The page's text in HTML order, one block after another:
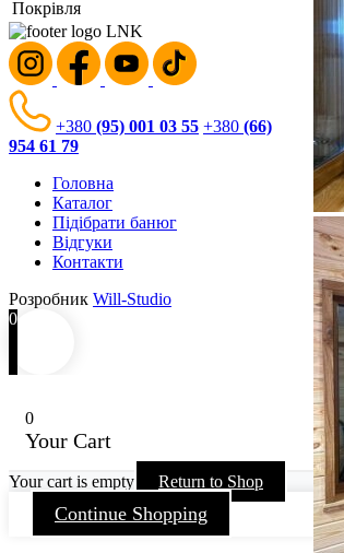
Покрівля
+380 (95) 001 03 55 +380 (66)
954 61 79
Головна
Каталог
Підібрати банюг
Відгуки
Контакти
Розробник Will-Studio
0
0
Your Cart
Your cart is empty Return to Shop
Continue Shopping